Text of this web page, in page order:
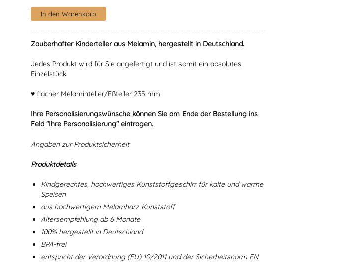
Zauberhafter Kinderteller aus Melamin, hergestellt in Deutschland.
Jedes Produkt wird für Sie angefertigt und ist somit ein absolutes
Einzelstück.
♥ flacher Melaminteller/Eßteller 235 mm
Ihre Personalisierungswünsche können Sie am Ende der Bestellung ins
Feld "Ihre Personalisierung" eintragen.
Angaben zur Produktsicherheit
Produktdetails
Kindgerechtes, hochwertiges Kunststoffgeschirr für kalte und warme
Speisen
aus hochwertigem Melamharz-Kunststoff
Altersempfehlung ab 6 Monate
100% hergestellt in Deutschland
BPA-frei
entspricht der Verordnung (EU) 10/2011 und der Sicherheitsnorm EN